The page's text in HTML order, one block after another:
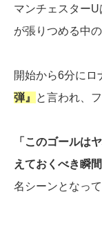
マンチェスター
が張りつめる中
開始から6分にロ
弾』
と言われ、
「このゴールは
えておくべき瞬
名シーンとなって